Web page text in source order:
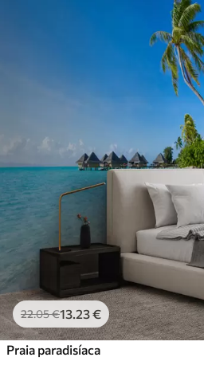
22.05€13.23€
Praia paradisíaca